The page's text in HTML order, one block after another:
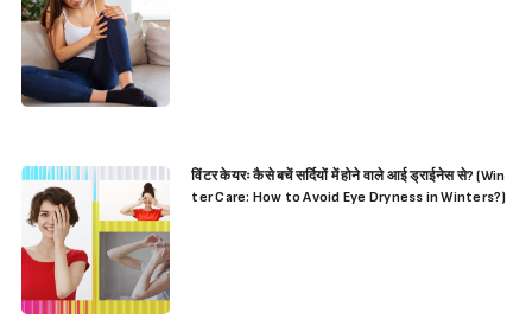
विंटर केयरः कैसे बचें सर्दियों में होने वाले आई ड्राईनेस से? (Win
ter Care: How to Avoid Eye Dryness in Winters?)